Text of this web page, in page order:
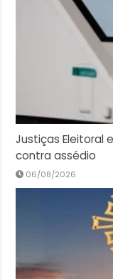
Justiças Eleitoral
contra assédio
06/08/2026